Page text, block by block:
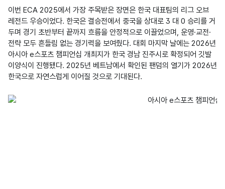
이번 ECA 2025에서 가장 주목받은 장면은 한국 대표팀의 리그 오브
레전드 우승이었다. 한국은 결승전에서 중국을 상대로 3 대 0 승리를 거
두며 경기 초반부터 끝까지 흐름을 안정적으로 이끌었으며, 운영·교전·
전략 모두 흔들림 없는 경기력을 보여줬다. 대회 마지막 날에는 2026년
아시아 e스포츠 챔피언십 개최지가 한국 경남 진주시로 확정되어 깃발
이양식이 진행됐다. 2025년 베트남에서 확인된 팬덤의 열기가 2026년